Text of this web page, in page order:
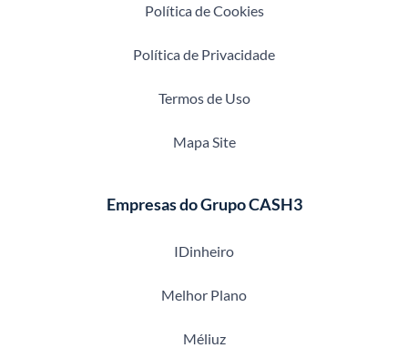
Política de Cookies
Política de Privacidade
Termos de Uso
Mapa Site
Empresas do Grupo CASH3
IDinheiro
Melhor Plano
Méliuz